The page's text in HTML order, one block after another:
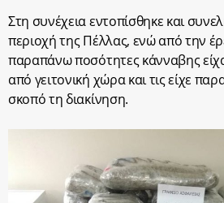
Στη συνέχεια εντοπίσθηκε και
περιοχή της Πέλλας, ενώ από την
παραπάνω ποσότητες κάνναβης
από γειτονική χώρα και τις είχε
σκοπό τη διακίνηση.